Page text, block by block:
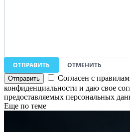
ОТПРАВИТЬ
ОТМЕНИТЬ
Согласен с
конфиденциальности и даю свое
предоставляемых персональных
Еще по теме